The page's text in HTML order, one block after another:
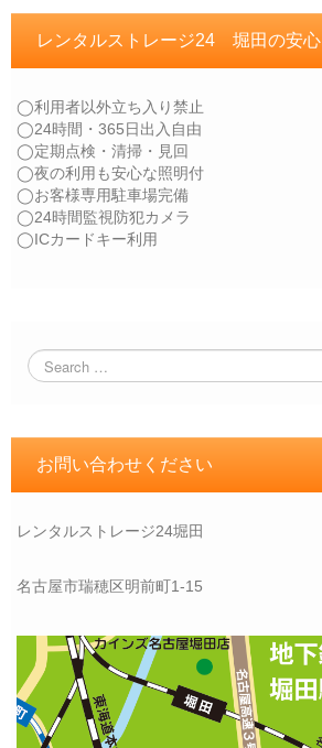
レンタルストレージ24 堀田の安心
◯利用者以外立ち入り禁止
◯24時間・365日出入自由
◯定期点検・清掃・見回
◯夜の利用も安心な照明付
◯お客様専用駐車場完備
◯24時間監視防犯カメラ
◯ICカードキー利用
お問い合わせください
レンタルストレージ24堀田
名古屋市瑞穂区明前町1-15